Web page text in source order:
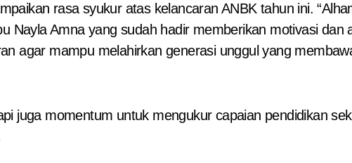
rasa syukur atas kelancaran ANBK tahun ini.
Nayla Amna yang sudah hadir memberikan motivasi
agar mampu melahirkan generasi unggul yang
juga momentum untuk mengukur capaian pendidikan